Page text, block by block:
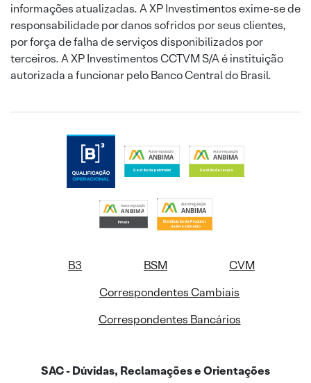
informações atualizadas. A XP Investimentos exime-se de
responsabilidade por danos sofridos por seus clientes,
por força de falha de serviços disponibilizados por
terceiros. A XP Investimentos CCTVM S/A é instituição
autorizada a funcionar pelo Banco Central do Brasil.
B3 BSM
CVM
Correspondentes Cambiais
Correspondentes Bancários
SAC - Dúvidas, Reclamações e Orientações